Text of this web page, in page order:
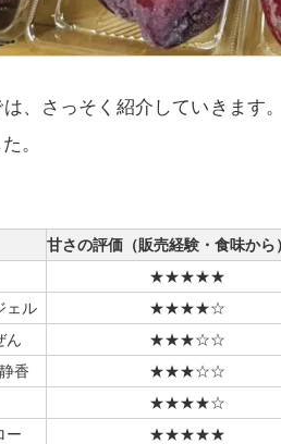
は、さっそく紹介していきます
。
甘さの評価（販売経験・食味から
★★★★★
ェル
★★★★☆
ん
★★★☆☆
香
★★★☆☆
★★★★☆
ー
★★★★★